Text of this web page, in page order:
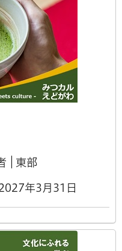
東部
年3月31日